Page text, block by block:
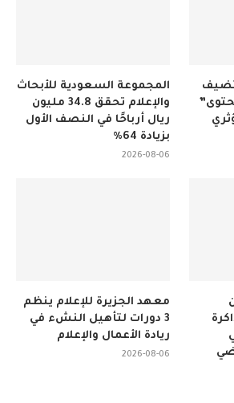
المجموعة السعودية للأبحاث
والإعلام تحقق 34.8 مليون
ريال أرباحًا في النصف الأول
بزيادة 64%
2026-08-06
معهد الجزيرة للإعلام ينظم
3 دورات لتأهيل النشء في
ريادة الأعمال والإعلام
2026-08-06